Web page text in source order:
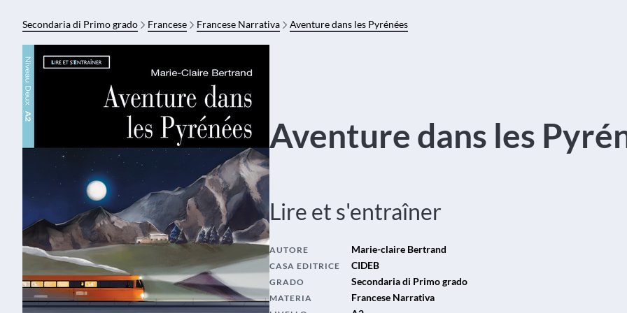
Secondaria di Primo grado Francese Francese Narrativa Aventure dans les Pyrénées
Aventure dans les
Lire et s'entraîner
AUTORE Marie-claire Bertrand
CASA EDITRICE CIDEB
GRADO Secondaria di Primo grado
MATERIA Francese Narrativa